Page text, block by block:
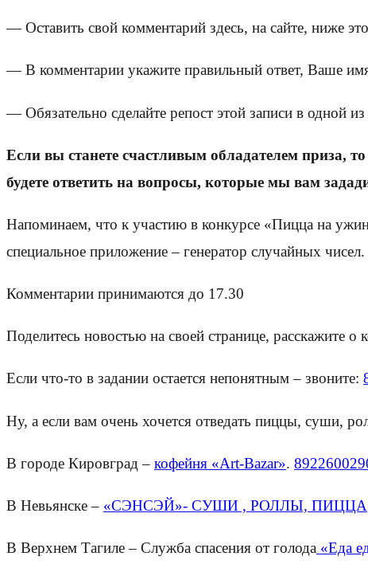
— Оставить свой комментарий здесь, на сайте, ниже
— В комментарии укажите правильный ответ, Ваше
— Обязательно сделайте репост этой записи в одной
Если вы станете счастливым обладателем приза,
будете ответить на вопросы, которые мы вам
Напоминаем, что к участию в конкурсе «Пицца на
специальное приложение – генератор случайных
Комментарии принимаются до 17.30
Поделитесь новостью на своей странице, расскажите
Если что-то в задании остается непонятным – звоните:
Ну, а если вам очень хочется отведать пиццы, суши,
В городе Кировград – кофейня «Art-Bazar».
В Невьянске – «СЭНСЭЙ»- СУШИ , РОЛЛЫ, ПИЦЦА
В Верхнем Тагиле – Служба спасения от голода «Еда